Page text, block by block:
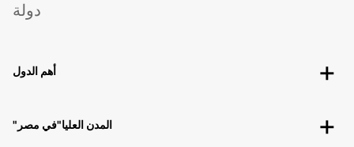
دولة
أهم الدول
"المدن العليا"في مصر